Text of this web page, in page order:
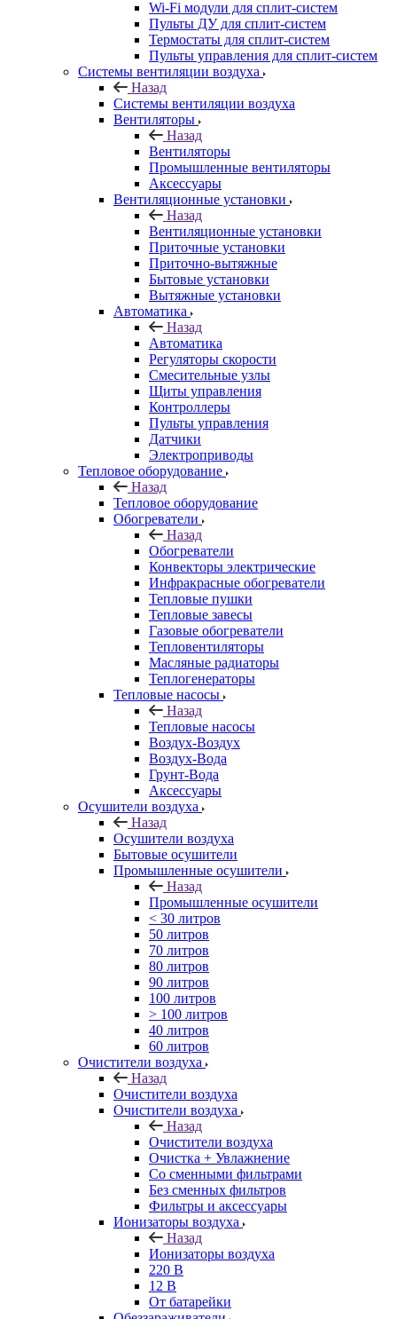
Wi-Fi модули для сплит-систем
Пульты ДУ для сплит-систем
Термостаты для сплит-систем
Пульты управления для сплит-систем
Системы вентиляции воздуха
Назад
Системы вентиляции воздуха
Вентиляторы
Назад
Вентиляторы
Промышленные вентиляторы
Аксессуары
Вентиляционные установки
Назад
Вентиляционные установки
Приточные установки
Приточно-вытяжные
Бытовые установки
Вытяжные установки
Автоматика
Назад
Автоматика
Регуляторы скорости
Смесительные узлы
Щиты управления
Контроллеры
Пульты управления
Датчики
Электроприводы
Тепловое оборудование
Назад
Тепловое оборудование
Обогреватели
Назад
Обогреватели
Конвекторы электрические
Инфракрасные обогреватели
Тепловые пушки
Тепловые завесы
Газовые обогреватели
Тепловентиляторы
Масляные радиаторы
Теплогенераторы
Тепловые насосы
Назад
Тепловые насосы
Воздух-Воздух
Воздух-Вода
Грунт-Вода
Аксессуары
Осушители воздуха
Назад
Осушители воздуха
Бытовые осушители
Промышленные осушители
Назад
Промышленные осушители
< 30 литров
50 литров
70 литров
80 литров
90 литров
100 литров
> 100 литров
40 литров
60 литров
Очистители воздуха
Назад
Очистители воздуха
Очистители воздуха
Назад
Очистители воздуха
Очистка + Увлажнение
Cо сменными фильтрами
Без сменных фильтров
Фильтры и аксессуары
Ионизаторы воздуха
Назад
Ионизаторы воздуха
220 В
12 В
От батарейки